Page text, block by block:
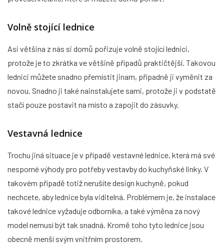
Volně stojící lednice
Asi většina z nás si domů pořizuje volně stojící lednici,
protože je to zkrátka ve většině případů praktičtější. Takovou
lednici můžete snadno přemístit jinam, případně ji vyměnit za
novou. Snadno ji také nainstalujete sami, protože ji v podstatě
stačí pouze postavit na místo a zapojit do zásuvky.
Vestavná lednice
Trochu jiná situace je v případě vestavné lednice, která má své
nesporné výhody pro potřeby vestavby do kuchyňské linky. V
takovém případě totiž nerušíte design kuchyně, pokud
nechcete, aby lednice byla viditelná. Problémem je, že instalace
takové lednice vyžaduje odborníka, a také výměna za nový
model nemusí být tak snadná. Kromě toho tyto lednice jsou
obecně menší svým vnitřním prostorem.